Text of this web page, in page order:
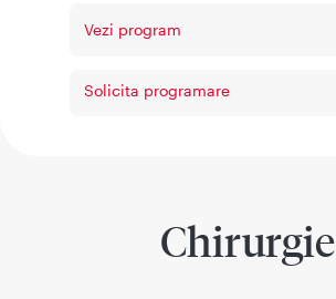
Vezi program
Solicita programare
Chirurgie